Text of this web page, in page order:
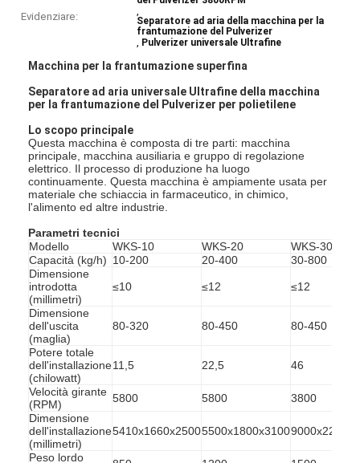
Evidenziare: ,
Separatore ad aria della macchina per la
frantumazione del Pulverizer
, Pulverizer universale Ultrafine
Macchina per la frantumazione superfina
Separatore ad aria universale Ultrafine della macchina
per la frantumazione del Pulverizer per polietilene
Lo scopo principale
Questa macchina è composta di tre parti: macchina
principale, macchina ausiliaria e gruppo di regolazione
elettrico. Il processo di produzione ha luogo
continuamente. Questa macchina è ampiamente usata per
materiale che schiaccia in farmaceutico, in chimico,
l'alimento ed altre industrie.
Parametri tecnici
Modello
WKS-10 WKS-20
WKS-30
Capacità (kg/h) 10-200 20-400
30-800
Dimensione
introdotta
(millimetri)
≤10 ≤12 ≤12
Dimensione
dell'uscita
(maglia)
80-320 80-450 80-450
Potere totale
dell'installazione
(chilowatt)
11,5 22,5 46
Velocità girante
(RPM)
5800 5800
3800
Dimensione
dell'installazione
(millimetri)
5410x1660x25005500x1800x3100
Peso lordo